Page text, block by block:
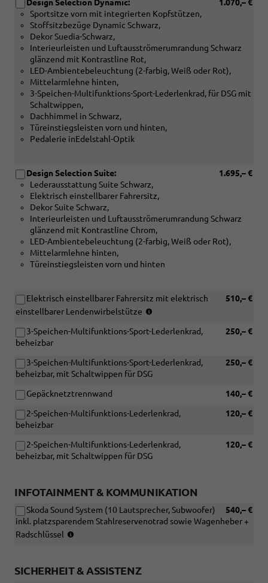
1.070,– €
Design Selection Dynamic:
Sportsitze vorn mit integrierten Kopfstützen,
Stoffsitzbezüge Dynamic Schwarz,
Dekor Suedia-Schwarz,
Interieurleisten und Luftausströmerumrandung Schwarz
glänzend mit Kontrastline Rot,
LED-Ambientebeleuchtung (2-farbig, Weiß oder Rot),
Mittelarmlehne hinten,
3-Speichen-Multifunktions-Sport-Lederlenkrad, für DSG mit
Schaltwippen,
Dachhimmel in Schwarz,
Türeinstiegsleisten vorn und hinten,
Pedalerie inEdelstahl-Optik
1.695,– €
Design Selection Suite:
Lederausstattung Suite Schwarz,
Elektrisch einstellbarer Fahrersitz,
Dekor Suite Schwarz,
Interieurleisten und Luftausströmerumrandung Schwarz
glänzend mit Kontrastline Chrom,
LED-Ambientebeleuchtung (2-farbig, Weiß oder Rot),
Mittelarmlehne hinten,
Türeinstiegsleisten vorn und hinten
510,– €
Elektrisch einstellbarer Fahrersitz mit elektrisch
einstellbarer Lendenwirbelstütze
Verbindung
Design
[WQ4]
Dynamic)
mit:
Simply
Clever
250,– €
3-Speichen-Multifunktions-Sport-Lederlenkrad,
beheizbar
250,– €
3-Speichen-Multifunktions-Sport-Lederlenkrad,
beheizbar, mit Schaltwippen für DSG
140,– €
Gepäcknetztrennwand
120,– €
2-Speichen-Multifunktions-Lederlenkrad,
beheizbar
120,– €
2-Speichen-Multifunktions-Lederlenkrad,
beheizbar, mit Schaltwippen für DSG
INFOTAINMENT & KOMMUNIKATION
540,– €
Skoda Sound System (10 Lautsprecher, Subwoofer)
inkl. platzsparendem Stahlreservenotrad sowie Wagenheber +
Radschlüssel
mit:
SICHERHEIT & ASSISTENZ